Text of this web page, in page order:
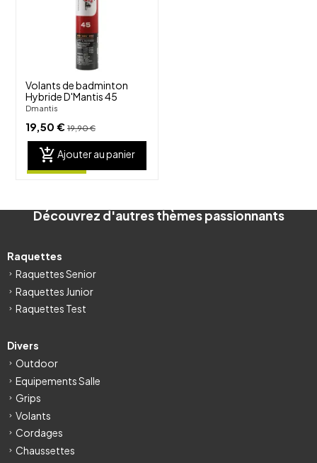
Volants de badminton
Hybride D'Mantis 45
Dmantis
19,50 € 19,90 €
add_shopping_cart Ajouter au panier
Découvrez d'autres thèmes passionnants
Raquettes
Raquettes Senior
Raquettes Junior
Raquettes Test
Divers
Outdoor
Equipements Salle
Grips
Volants
Cordages
Chaussettes